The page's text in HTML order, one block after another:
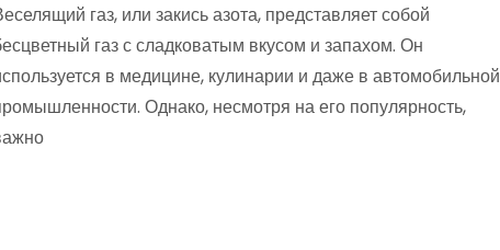
газ, или закись азота, представляет собой
газ с сладковатым вкусом и запахом. Он
в медицине, кулинарии и даже в автомобильной
Однако, несмотря на его популярность,